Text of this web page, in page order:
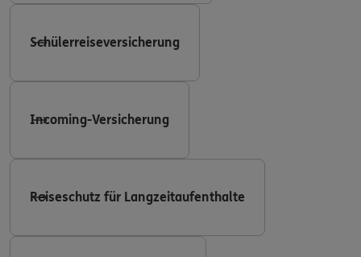
Schülerreiseversicherung
Incoming-Versicherung
Reiseschutz für Langzeitaufenthalte